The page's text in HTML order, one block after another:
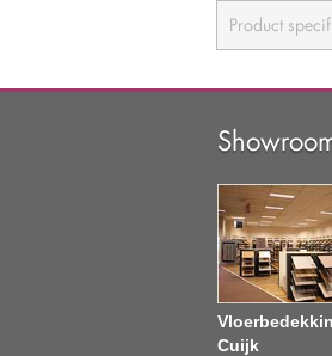
Product
Cuijk